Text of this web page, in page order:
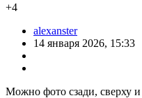
+4
alexanster
14 января 2026, 15:33
Можно фото сзади, сверху и